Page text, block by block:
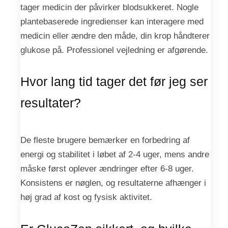
tager medicin der påvirker blodsukkeret. Nogle
plantebaserede ingredienser kan interagere med
medicin eller ændre den måde, din krop håndterer
glukose på. Professionel vejledning er afgørende.
Hvor lang tid tager det før jeg ser
resultater?
De fleste brugere bemærker en forbedring af
energi og stabilitet i løbet af 2-4 uger, mens andre
måske først oplever ændringer efter 6-8 uger.
Konsistens er nøglen, og resultaterne afhænger i
høj grad af kost og fysisk aktivitet.